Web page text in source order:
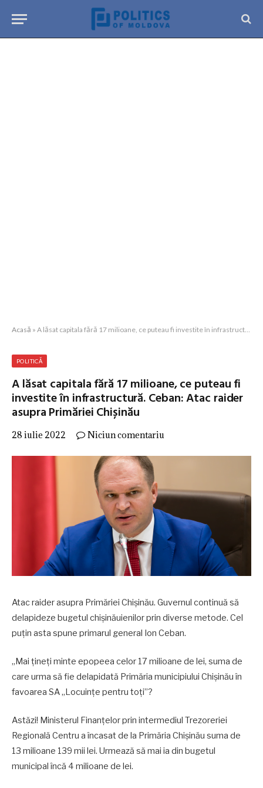
Acasă » A lăsat capitala fără 17 milioane, ce puteau fi investite în infrastructură. Ceban: Atac raider asupra Primăriei Chișinău
POLITICĂ
A lăsat capitala fără 17 milioane, ce puteau fi
investite în infrastructură. Ceban: Atac raider
asupra Primăriei Chișinău
28 iulie 2022 Niciun comentariu
Atac raider asupra Primăriei Chișinău. Guvernul continuă să
delapideze bugetul chișinăuienilor prin diverse metode. Cel
puțin asta spune primarul general Ion Ceban.
„Mai țineți minte epopeea celor 17 milioane de lei, suma de
care urma să fie delapidată Primăria municipiului Chișinău în
favoarea SA „Locuințe pentru toți”?
Astăzi! Ministerul Finanțelor prin intermediul Trezoreriei
Regională Centru a încasat de la Primăria Chișinău suma de
13 milioane 139 mii lei. Urmează să mai ia din bugetul
municipal încă 4 milioane de lei.